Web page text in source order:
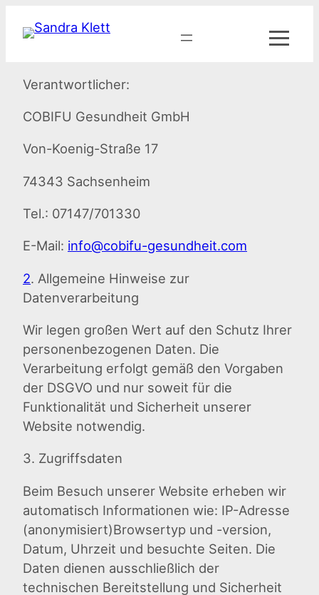
Inhalt
Verantwortlicher:
COBIFU Gesundheit GmbH
Von-Koenig-Straße 17
74343 Sachsenheim
Tel.: 07147/701330
E-Mail: info@cobifu-gesundheit.com
2. Allgemeine Hinweise zur
Datenverarbeitung
Wir legen großen Wert auf den Schutz Ihrer
personenbezogenen Daten. Die
Verarbeitung erfolgt gemäß den Vorgaben
der DSGVO und nur soweit für die
Funktionalität und Sicherheit unserer
Website notwendig.
3. Zugriffsdaten
Beim Besuch unserer Website erheben wir
automatisch Informationen wie: IP-Adresse
(anonymisiert)Browsertyp und -version,
Datum, Uhrzeit und besuchte Seiten. Die
Daten dienen ausschließlich der
technischen Bereitstellung und Sicherheit